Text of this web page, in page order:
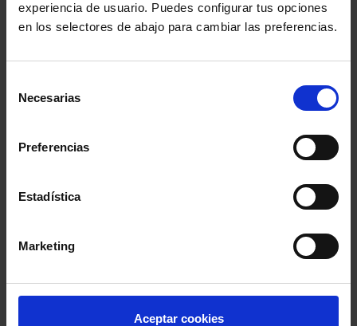
experiencia de usuario. Puedes configurar tus opciones
en los selectores de abajo para cambiar las preferencias.
Necesarias
Preferencias
Estadística
Marketing
Aceptar cookies